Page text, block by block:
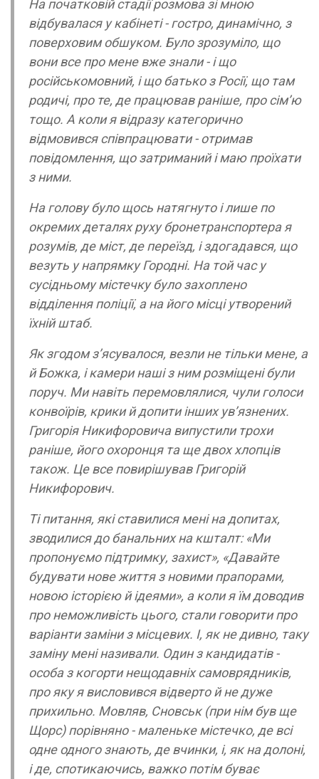
На початковій стадії розмова зі мною
відбувалася у кабінеті - гостро, динамічно, з
поверховим обшуком. Було зрозуміло, що
вони все про мене вже знали - і що
російськомовний, і що батько з Росії, що там
родичі, про те, де працював раніше, про сім’ю
тощо. А коли я відразу категорично
відмовився співпрацювати - отримав
повідомлення, що затриманий і маю проїхати
з ними.
На голову було щось натягнуто і лише по
окремих деталях руху бронетранспортера я
розумів, де міст, де переїзд, і здогадався, що
везуть у напрямку Городні. На той час у
сусідньому містечку було захоплено
відділення поліції, а на його місці утворений
їхній штаб.
Як згодом з’ясувалося, везли не тільки мене, а
й Божка, і камери наші з ним розміщені були
поруч. Ми навіть перемовлялися, чули голоси
конвоїрів, крики й допити інших ув’язнених.
Григорія Никифоровича випустили трохи
раніше, його охоронця та ще двох хлопців
також. Це все повирішував Григорій
Никифорович.
Ті питання, які ставилися мені на допитах,
зводилися до банальних на кшталт: «Ми
пропонуємо підтримку, захист», «Давайте
будувати нове життя з новими прапорами,
новою історією й ідеями», а коли я їм доводив
про неможливість цього, стали говорити про
варіанти заміни з місцевих. І, як не дивно, таку
заміну мені називали. Один з кандидатів -
особа з когорти нещодавніх самоврядників,
про яку я висловився відверто й не дуже
прихильно. Мовляв, Сновськ (при нім був ще
Щорс) порівняно - маленьке містечко, де всі
одне одного знають, де вчинки, і, як на долоні,
і де, спотикаючись, важко потім буває